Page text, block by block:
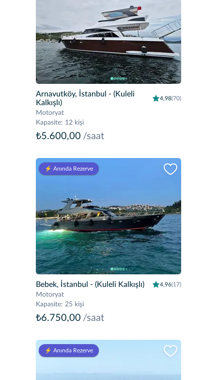
Arnavutköy, İstanbul
- (Kuleli
Kalkışlı)
4,98(70)
Motoryat
Kapasite: 12 kişi
₺5.600,00 /saat
⚡️ Anında Rezerve
Bebek, İstanbul - (Kuleli Kalkışlı) 4,96(17)
Motoryat
Kapasite: 25 kişi
₺6.750,00 /saat
⚡️ Anında Rezerve